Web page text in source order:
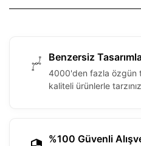
Benzersiz
4000'den fazla özgün
kaliteli ürünlerle
%100 Güvenli